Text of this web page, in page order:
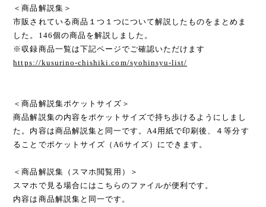
＜商品解説集＞
市販されている商品１つ１つについて解説したものをまとめま
した。146個の商品を解説しました。
※収録商品一覧は下記ページでご確認いただけます
https://kusurino-chishiki.com/syohinsyu-list/
＜商品解説集ポケットサイズ＞
商品解説集の内容をポケットサイズで持ち歩けるようにしまし
た。内容は商品解説集と同一です。A4用紙で印刷後、４等分す
ることでポケットサイズ（A6サイズ）にできます。
＜商品解説集（スマホ閲覧用）＞
スマホで見る場合にはこちらのファイルが便利です。
内容は商品解説集と同一です。